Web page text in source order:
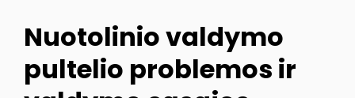
Nuotolinio valdymo
pultelio problemos ir